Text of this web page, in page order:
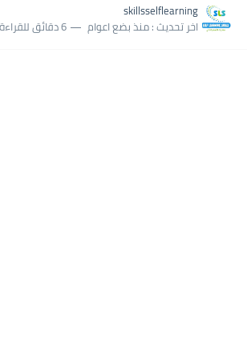
كيف تصل الي الحرية المالية
skillsselflearning
اخر تحديث :منذ بضع اعوام 6 دقائق للقراءة